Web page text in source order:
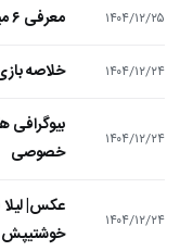
۱۴۰۴/۱۲/۲۵ معرفی ۶ مینی سریال ۲۰۲۵ که نباید از دست بدهید!
۱۴۰۴/۱۲/۲۴ خلاصه بازی لیورپول 1 –
۱۴۰۴/۱۲/۲۴
خصوصی
۱۴۰۴/۱۲/۲۴
عکس| لیلا
خوشتیپش